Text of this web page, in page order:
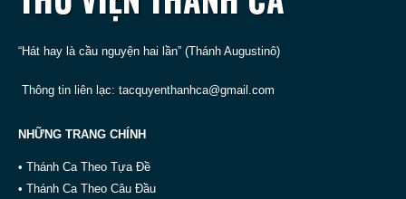
“Hát hay là cầu nguyện hai lần” (Thánh Augustinô)
Thông tin liên lạc: tacquyenthanhca@gmail.com
NHỮNG TRANG CHÍNH
• Thánh Ca Theo Tựa Đề
• Thánh Ca Theo Câu Đầu